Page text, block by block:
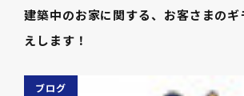
建築中のお家に関する、お客さまの
えします！
ブログ